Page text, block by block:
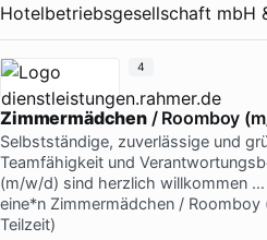
Hotelbetriebsgesellschaft mbH
Zimmermädchen/ Roomboy
Selbstständige, zuverlässige und
Teamfähigkeit und
(m/w/d) sind herzlich willkommen
eine*n Zimmermädchen /
Teilzeit)
4